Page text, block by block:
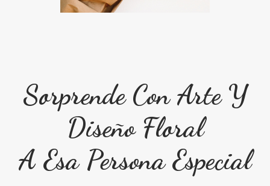
Sorprende Con Arte Y
Diseño Floral
A Esa Persona Especial